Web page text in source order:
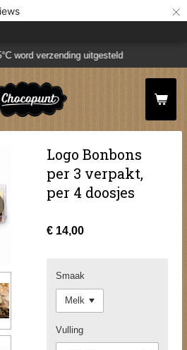
×
word verzending uitgesteld
Logo Bonbons
per 3 verpakt,
per 4 doosjes
€ 14,00
Smaak
Vulling